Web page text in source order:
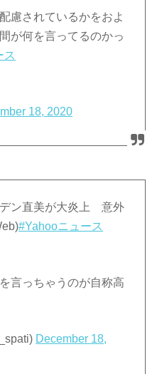
慮されているかをおよ
が何を言ってるのかっ
ス
18, 2020
ン直美が大炎上 意外
#Yahooニュース
言っちゃうのが自称高
December 18,